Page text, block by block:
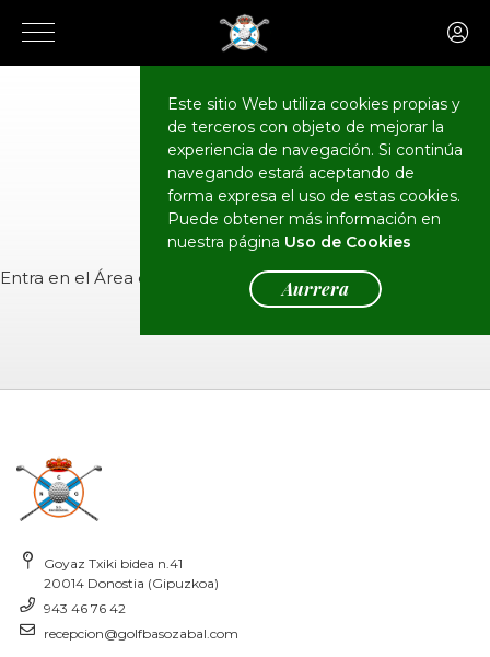
Este sitio Web utiliza cookies propias y
de terceros con objeto de mejorar la
experiencia de navegación. Si continúa
navegando estará aceptando de
forma expresa el uso de estas cookies.
Puede obtener más información en
nuestra página Uso de Cookies
Aurrera
CALENDARIO
Eventos
Entra en el Área de Socios para ver el evento.
Goyaz Txiki bidea n.41
20014 Donostia (Gipuzkoa)
943 46 76 42
recepcion@golfbasozabal.com